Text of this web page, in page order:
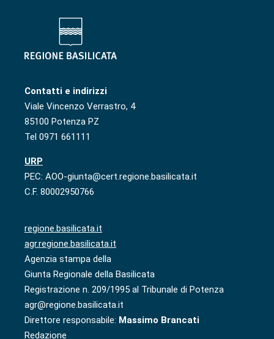
Contatti e indirizzi
Viale Vincenzo Verrastro, 4
85100 Potenza PZ
Tel 0971 661111
URP
PEC: AOO-giunta@cert.regione.basilicata.it
C.F. 80002950766
regione.basilicata.it
agr.regione.basilicata.it
Agenzia stampa della
Giunta Regionale della Basilicata
Registrazione n. 209/1995 al Tribunale di Potenza
agr@regione.basilicata.it
Direttore responsabile: Massimo Brancati
Redazione